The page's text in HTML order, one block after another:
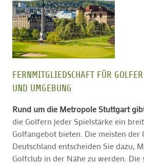
FERNMITGLIEDSCHAFT FÜR
UND UMGEBUNG
Rund um die Metropole Stuttgart
die Golfern jeder Spielstärke ein
Golfangebot bieten. Die meisten der
Deutschland entscheiden Sie dazu,
Golfclub in der Nähe zu werden. Die